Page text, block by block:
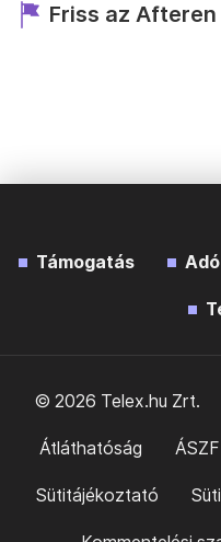
Friss az Afteren
Támogatás
© 2026 Telex.hu Zrt.
Átláthatóság ÁSZF
Sütitájékoztató